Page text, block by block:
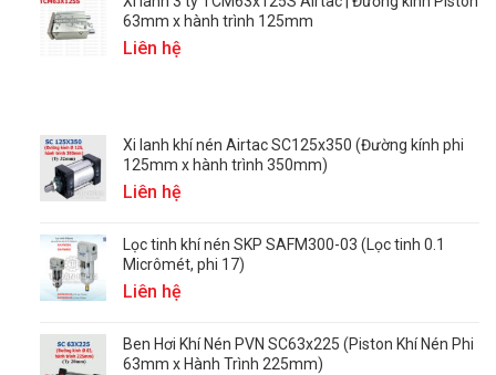
63mm x hành trình 125mm
Liên hệ
Xi lanh khí nén Airtac SC125x350 (Đường kính phi
125mm x hành trình 350mm)
Liên hệ
Lọc tinh khí nén SKP SAFM300-03 (Lọc tinh 0.1
Micrômét, phi 17)
Liên hệ
Ben Hơi Khí Nén PVN SC63x225 (Piston Khí Nén Phi
63mm x Hành Trình 225mm)